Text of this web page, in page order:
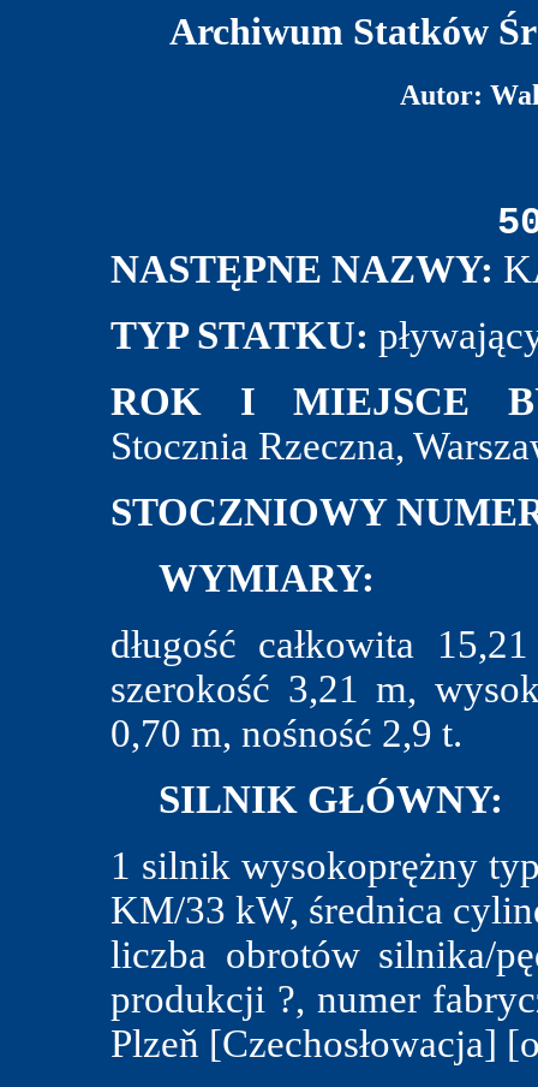
Archiwum Statków
Autor:
NASTĘPNE NAZWY:
TYP STATKU:
ROK I MIEJSCE
Stocznia Rzeczna,
STOCZNIOWY
WYMIARY:
długość całkowita
szerokość 3,21 m,
0,70 m, nośność 2,9 t.
SILNIK GŁÓWNY:
1 silnik wysokoprężny
KM/33 kW, średnica
liczba obrotów silnika/
produkcji ?, numer
Plzeň [Czechosłowacja]